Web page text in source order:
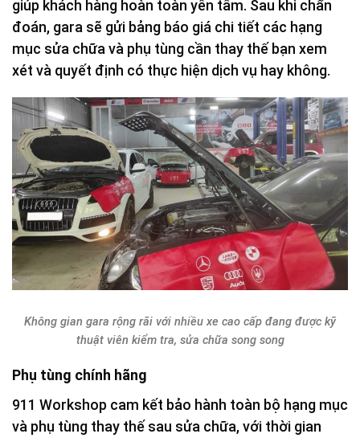
giúp khách hàng hoàn toàn yên tâm. Sau khi chẩn
đoán, gara sẽ gửi bảng báo giá chi tiết các hạng
mục sửa chữa và phụ tùng cần thay thế bạn xem
xét và quyết định có thực hiện dịch vụ hay không.
Không gian gara rộng rãi với nhiều xe cao cấp đang được kỹ
thuật viên kiểm tra, sửa chữa song song
Phụ tùng chính hãng
911 Workshop cam kết bảo hành toàn bộ hạng mục
và phụ tùng thay thế sau sửa chữa, với thời gian